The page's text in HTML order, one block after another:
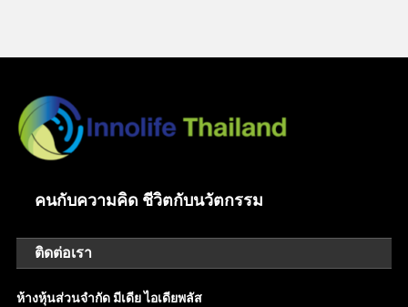
คนกับความคิด ชีวิตกับนวัตกรรม
ติดต่อเรา
ห้างหุ้นส่วนจำกัด มีเดีย ไอเดียพลัส